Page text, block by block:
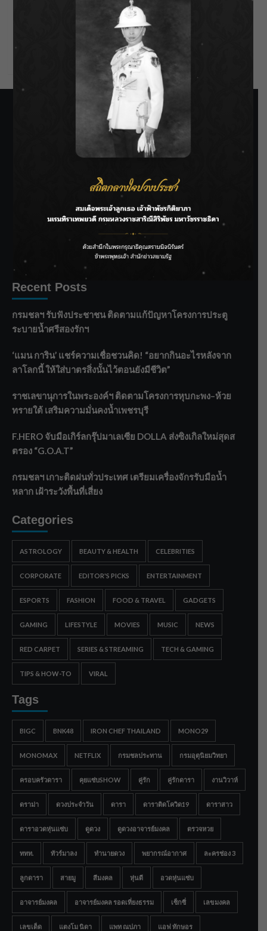
SIAMRATH VARIETY
THE BEST ENTERTAINMENT
Recent Posts
กรมชลฯ รับฟังประชาชน ติดตามแก้ปัญหาโครงการประตู
ระบายน้ำศรีสองรักฯ
‘แมน การิน’ แชร์ความเชื่อชวนคิด! “อยากกินอะไรหลังจาก
ลาโลกนี้ ให้ใส่บาตรสิ่งนั้นไว้ตอนยังมีชีวิต”
ราชเลขานุการในพระองค์ฯ ติดตามโครงการหุบกะพง–ห้วย
ทรายใต้ เสริมความมั่นคงน้ำเพชรบุรี
F.HERO จับมือเกิร์ลกรุ๊ปมาเลเซีย DOLLA ส่งซิงเกิลใหม่สุดส
ตรอง “G.O.A.T”
กรมชลฯ เกาะติดฝนทั่วประเทศ เตรียมเครื่องจักรรับมือน้ำ
หลาก เฝ้าระวังพื้นที่เสี่ยง
Categories
ASTROLOGY BEAUTY & HEALTH CELEBRITIES
CORPORATE EDITOR'S PICKS ENTERTAINMENT
ESPORTS FASHION FOOD & TRAVEL GADGETS
GAMING LIFESTYLE MOVIES MUSIC NEWS
RED CARPET SERIES & STREAMING TECH & GAMING
TIPS & HOW-TO VIRAL
Tags
BIGC BNK48 IRON CHEF THAILAND MONO29
MONOMAX NETFLIX กรมชลประทาน กรมอุตุนิยมวิทยา
ครอบครัวดารา คุยแซ่บSHOW คู่รัก คู่รักดารา งานวิวาห์
ดราม่า ดวงประจำวัน ดารา ดาราติดโควิด19 ดาราสาว
ดาราอวดหุ่นแซ่บ ดูดวง ดูดวงอาจารย์มงคล ตรวจหวย
ททท. ทัวร์มาลง ทำนายดวง พยากรณ์อากาศ ละครช่อง 3
ลูกดารา สายมู สีมงคล หุ่นดี อวดหุ่นแซ่บ
อาจารย์มงคล อาจารย์มงคล รอดเที่ยงธรรม เซ็กซี่ เลขมงคล
เลขเด็ด แตงโม นิดา แพท ณปภา แอฟ ทักษอร